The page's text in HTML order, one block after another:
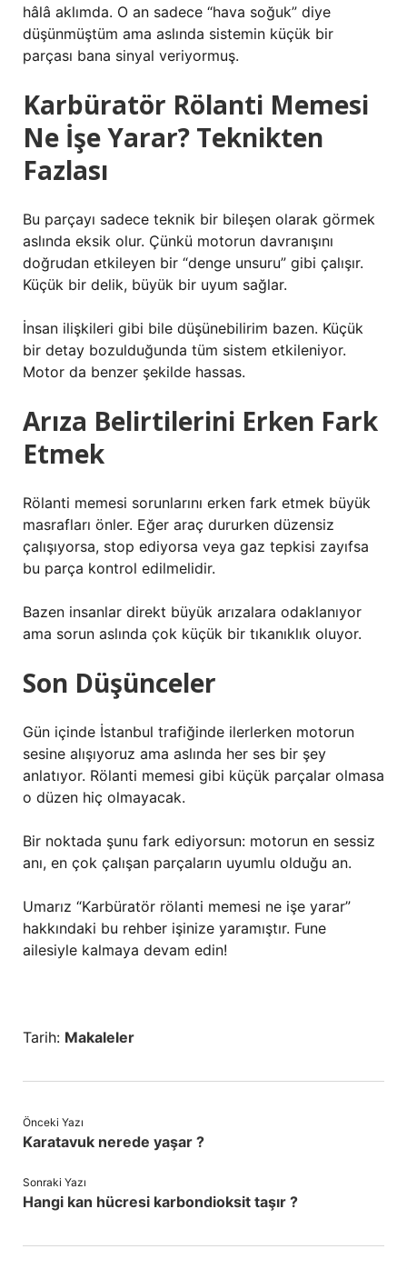
hâlâ aklımda. O an sadece “hava soğuk” diye
düşünmüştüm ama aslında sistemin küçük bir
parçası bana sinyal veriyormuş.
Karbüratör Rölanti Memesi
Ne İşe Yarar? Teknikten
Fazlası
Bu parçayı sadece teknik bir bileşen olarak görmek
aslında eksik olur. Çünkü motorun davranışını
doğrudan etkileyen bir “denge unsuru” gibi çalışır.
Küçük bir delik, büyük bir uyum sağlar.
İnsan ilişkileri gibi bile düşünebilirim bazen. Küçük
bir detay bozulduğunda tüm sistem etkileniyor.
Motor da benzer şekilde hassas.
Arıza Belirtilerini Erken Fark
Etmek
Rölanti memesi sorunlarını erken fark etmek büyük
masrafları önler. Eğer araç dururken düzensiz
çalışıyorsa, stop ediyorsa veya gaz tepkisi zayıfsa
bu parça kontrol edilmelidir.
Bazen insanlar direkt büyük arızalara odaklanıyor
ama sorun aslında çok küçük bir tıkanıklık oluyor.
Son Düşünceler
Gün içinde İstanbul trafiğinde ilerlerken motorun
sesine alışıyoruz ama aslında her ses bir şey
anlatıyor. Rölanti memesi gibi küçük parçalar olmasa
o düzen hiç olmayacak.
Bir noktada şunu fark ediyorsun: motorun en sessiz
anı, en çok çalışan parçaların uyumlu olduğu an.
Umarız “Karbüratör rölanti memesi ne işe yarar”
hakkındaki bu rehber işinize yaramıştır. Fune
ailesiyle kalmaya devam edin!
Tarih: Makaleler
Önceki Yazı
Karatavuk nerede yaşar ?
Sonraki Yazı
Hangi kan hücresi karbondioksit taşır ?